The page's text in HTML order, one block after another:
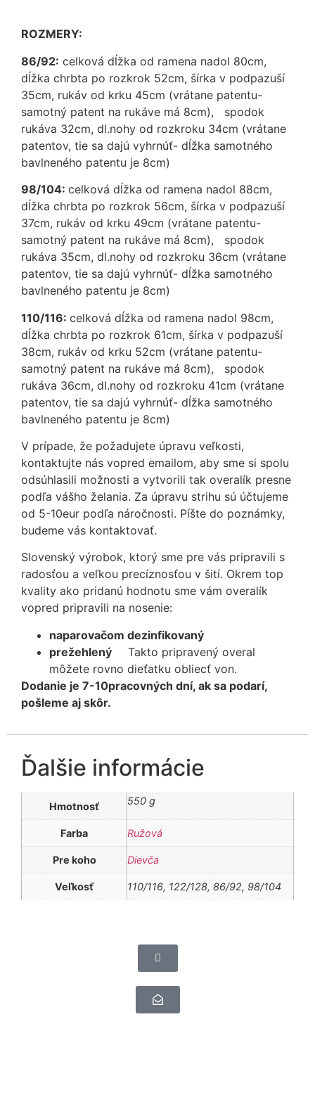
ROZMERY:
86/92: celková dĺžka od ramena nadol 80cm,
dĺžka chrbta po rozkrok 52cm, šírka v podpazuší
35cm, rukáv od krku 45cm (vrátane patentu-
samotný patent na rukáve má 8cm), spodok
rukáva 32cm, dl.nohy od rozkroku 34cm (vrátane
patentov, tie sa dajú vyhrnúť- dĺžka samotného
bavlneného patentu je 8cm)
98/104: celková dĺžka od ramena nadol 88cm,
dĺžka chrbta po rozkrok 56cm, šírka v podpazuší
37cm, rukáv od krku 49cm (vrátane patentu-
samotný patent na rukáve má 8cm), spodok
rukáva 35cm, dl.nohy od rozkroku 36cm (vrátane
patentov, tie sa dajú vyhrnúť- dĺžka samotného
bavlneného patentu je 8cm)
110/116: celková dĺžka od ramena nadol 98cm,
dĺžka chrbta po rozkrok 61cm, šírka v podpazuší
38cm, rukáv od krku 52cm (vrátane patentu-
samotný patent na rukáve má 8cm), spodok
rukáva 36cm, dl.nohy od rozkroku 41cm (vrátane
patentov, tie sa dajú vyhrnúť- dĺžka samotného
bavlneného patentu je 8cm)
V prípade, že požadujete úpravu veľkosti,
kontaktujte nás vopred emailom, aby sme si spolu
odsúhlasili možnosti a vytvorili tak overalík presne
podľa vášho želania. Za úpravu strihu sú účtujeme
od 5-10eur podľa náročnosti. Píšte do poznámky,
budeme vás kontaktovať.
Slovenský výrobok, ktorý sme pre vás pripravili s
radosťou a veľkou precíznosťou v šití. Okrem top
kvality ako pridanú hodnotu sme vám overalík
vopred pripravili na nosenie:
naparovačom dezinfikovaný
prežehlený
Takto pripravený overal
môžete rovno dieťatku obliecť von.
Dodanie je 7-10pracovných dní, ak sa podarí,
pošleme aj skôr.
Ďalšie informácie
Hmotnosť 550 g
Farba Ružová
Pre koho Dievča
Veľkosť 110/116, 122/128, 86/92, 98/104